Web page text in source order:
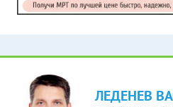
ЛЕДЕНЕВ